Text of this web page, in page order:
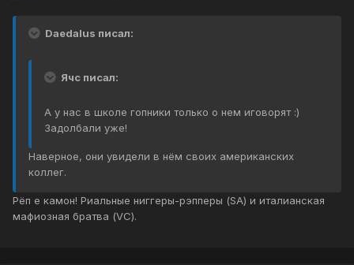
Daedalus писал:
Ячс писал:
А у нас в школе гопники только о нем иговорят :)
Задолбали уже!
Наверное, они увидели в нём своих американских
коллег.
Рёп е камон! Риальные ниггеры-рэпперы (SA) и италианская
мафиозная братва (VC).